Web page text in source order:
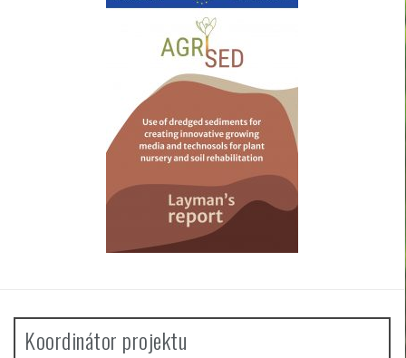
Koordinátor projektu